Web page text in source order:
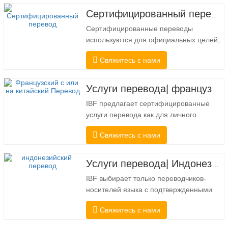
Сертифицированные переводы
используются для официальных целей,
когда получателю требуется
подтверждение точности и полноты
и несколько муниципальных,
государственных и федеральных
органов власти часто требуется такой
перевод. Чтобы полностью
соответствовать…
Свяжитесь с нами
IBF предлагает сертифицированные
услуги перевода как для личного
использования, так и для официального
использования в университетах, судах,
выбирайте только переводчиков-
носителей языка с подтвержденными
профессиональными и академическими
полномочиями. Перед…
Свяжитесь с нами
IBF выбирает только переводчиков-
носителей языка с подтвержденными
профессиональными и академическими
полномочиями. Перед получением
Свяжитесь с нами